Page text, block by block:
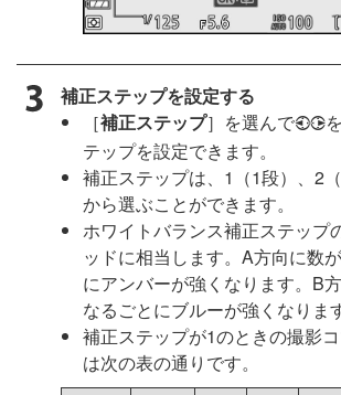
補正ステップを設定する
［補正ステップ］を選んで42
テップを設定できます。
補正ステップは、1（1段）、2
から選ぶことができます。
ホワイトバランス補正ステップ
ッドに相当します。A方向に数
にアンバーが強くなります。B
なるごとにブルーが強くなります
補正ステップが1のときの撮影
は次の表の通りです。